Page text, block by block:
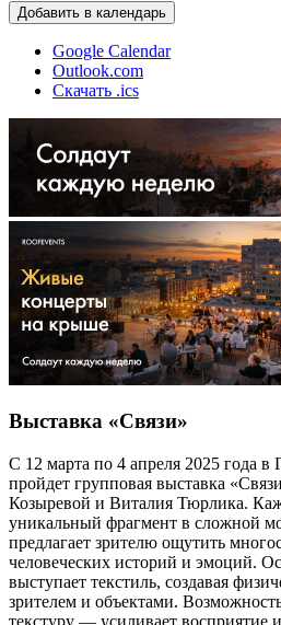
Добавить в календарь
Google Calendar
Outlook.com
Скачать .ics
Выставка «Связи»
С 12 марта по 4 апреля 2025 года в
пройдет групповая выставка
Козыревой и Виталия Тюрлика.
уникальный фрагмент в сложной
предлагает зрителю ощутить
человеческих историй и эмоций.
выступает текстиль, создавая
зрителем и объектами.
текстуру — усиливает восприятие